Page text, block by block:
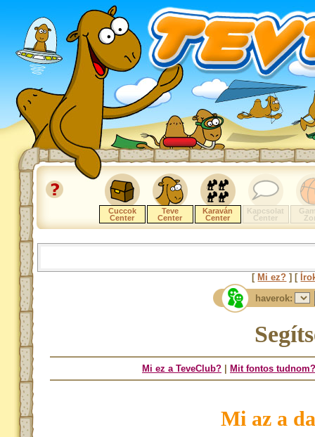
Cuccok
Center
Teve
Center
Karaván
Center
Kapcsolat
Center
[ Mi ez? ] [
haverok:
Mi ez a TeveClub? Mit fontos tudnom?
Mi az a